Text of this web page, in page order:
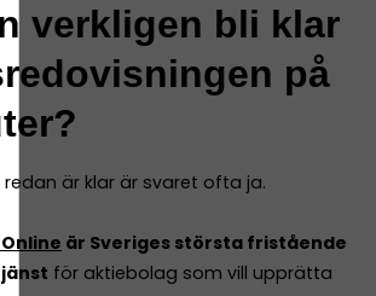
verkligen bli klar
på
är klar är svaret ofta ja.
är Sveriges största fristående
för aktiebolag som vill upprätta